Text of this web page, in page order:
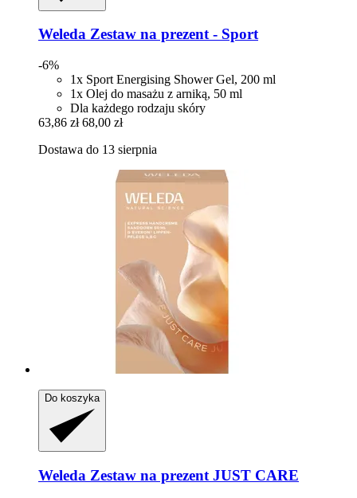
Weleda Zestaw na prezent -​ Sport
-6%
1x Sport Energising Shower Gel, 200 ml
1x Olej do masażu z arniką, 50 ml
Dla każdego rodzaju skóry
63,86 zł 68,00 zł
Dostawa do 13 sierpnia
Do koszyka
Weleda Zestaw na prezent JUST CARE